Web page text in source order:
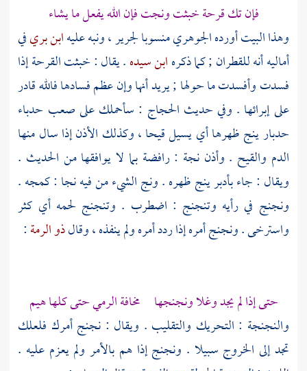
فإن تك قرحة خبثت ونجت فإن الله يفعل ما يشاء
وهذا البيت أوردهالجوهريمنسوبالجرير، ونبه عليهابن بريفي
أماليه أنه للقطران ; كما ذكرهابن سيده. يقال : خبثت القرحة إذا
فسدت وأفسدت ما حولها ; يريد أنها وإن عظم فسادها فالله قادر
على إبرائها . وفي حديث الحجاج : سأحملك على صعب حدباء
حدبار ينج ظهرها أي يسيل قيحا ، وكذلك الأذن إذا سال منها
الدم والقيح . وأذن نجة : رافضة بما لا يوافقها من الحديث .
ويقال : جاء بأدبر ينج ظهره . ونج الشيء من فيه نجا : كمجه .
ونجنج في رأيه وتنجنج : اضطرب . وتنجنج لحمه أي كثر
واسترخى . ونجنج أمره إذا ردد أمره ولم ينفذه ، وقالذو الرمة:
حتى إذا لم يجد وغلا ونجنجها مخافة الرمي حتى كلها هيم
والنجنجة : التحريك والتقليب . ويقال : نجنج أمرك فلعلك
تجد إلى الخروج سبيلا . ونجنج إذا هم بالأمر ولم يعزم عليه .